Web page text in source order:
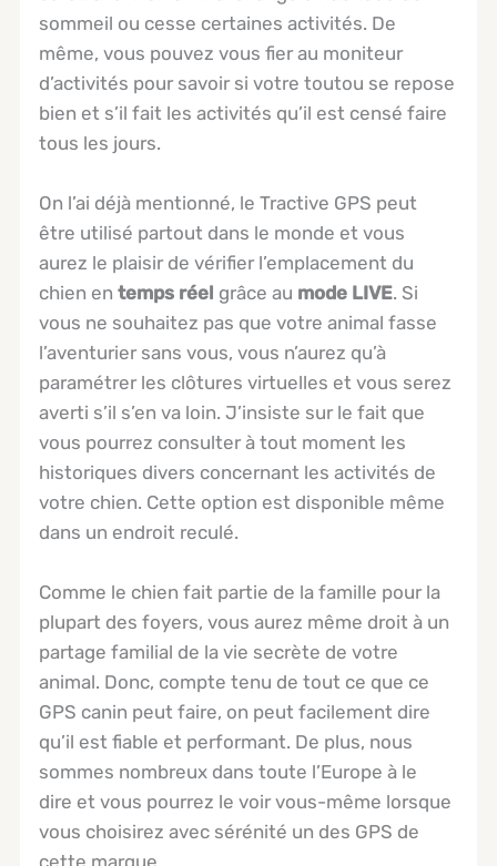
sommeil ou cesse certaines activités. De
même, vous pouvez vous fier au moniteur
d’activités pour savoir si votre toutou se repose
bien et s’il fait les activités qu’il est censé faire
tous les jours.
On l’ai déjà mentionné, le Tractive GPS peut
être utilisé partout dans le monde et vous
aurez le plaisir de vérifier l’emplacement du
chien entemps réel grâce au mode LIVE. Si
vous ne souhaitez pas que votre animal fasse
l’aventurier sans vous, vous n’aurez qu’à
paramétrer les clôtures virtuelles et vous serez
averti s’il s’en va loin. J’insiste sur le fait que
vous pourrez consulter à tout moment les
historiques divers concernant les activités de
votre chien. Cette option est disponible même
dans un endroit reculé.
Comme le chien fait partie de la famille pour la
plupart des foyers, vous aurez même droit à un
partage familial de la vie secrète de votre
animal. Donc, compte tenu de tout ce que ce
GPS canin peut faire, on peut facilement dire
qu’il est fiable et performant. De plus, nous
sommes nombreux dans toute l’Europe à le
dire et vous pourrez le voir vous-même lorsque
vous choisirez avec sérénité un des GPS de